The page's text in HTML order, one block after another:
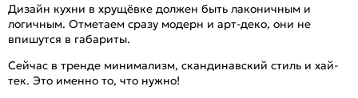
Дизайн кухни в хрущёвке должен быть лаконичным и
логичным. Отметаем сразу модерн и арт-деко, они не
впишутся в габариты.
Сейчас в тренде минимализм, скандинавский стиль и хай-
тек. Это именно то, что нужно!